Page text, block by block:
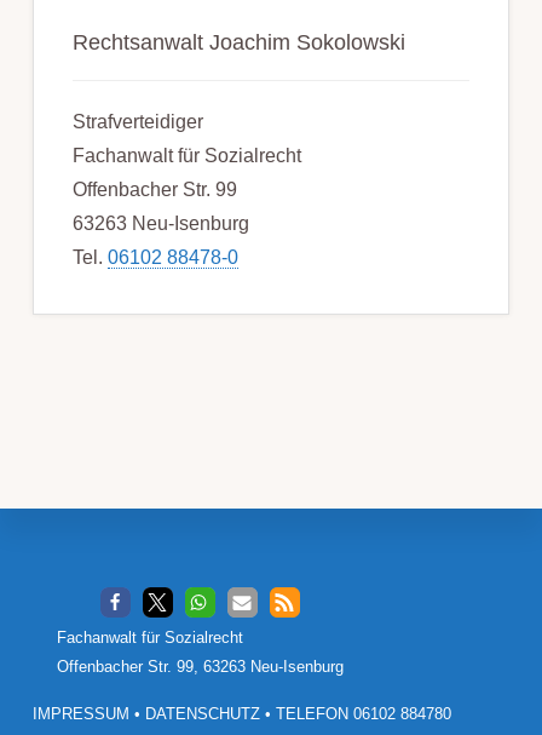
Rechtsanwalt Joachim Sokolowski
Strafverteidiger
Fachanwalt für Sozialrecht
Offenbacher Str. 99
63263 Neu-Isenburg
Tel. 06102 88478-0
Footer
Fachanwalt für Sozialrecht
Offenbacher Str. 99, 63263 Neu-Isenburg
IMPRESSUM • DATENSCHUTZ• TELEFON 06102 884780